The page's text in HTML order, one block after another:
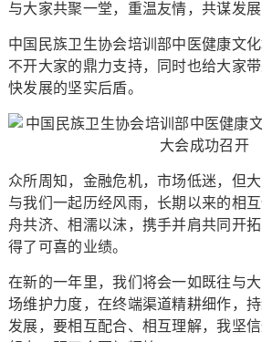
与大家共聚一堂，重温友情，共谋发展
中国民族卫生协会培训部中医健康文
不开大家的鼎力支持，同时也给大家
快发展的坚实后盾。
众所周知，金融危机，市场低迷，但
与我们一起历经风雨，长期以来的相
舟共济、相濡以沫，携手并肩共同开
得了可喜的业绩。
在新的一年里，我们将会一如既往与
场维护力度，在终端渠道精耕细作，
发展，要相互配合、相互理解，我坚